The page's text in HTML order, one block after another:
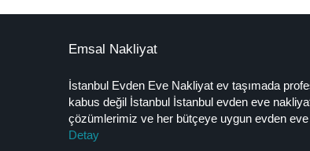
Emsal Nakliyat
İstanbul Evden Eve Nakliyat ev taşımada
kabus değil İstanbul İstanbul evden eve
çözümlerimiz ve her bütçeye uygun evden eve
Detay